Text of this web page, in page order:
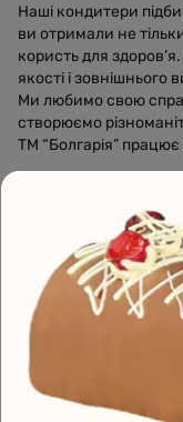
Наші кондитери
ви отримали не
користь для
якості і зовнішнього
Ми любимо свою
створюємо
ТМ “Болгарія”
Leaflet